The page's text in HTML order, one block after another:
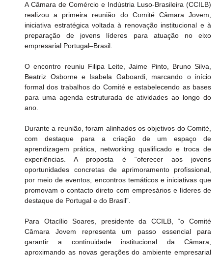
A Câmara de Comércio e Indústria Luso-Brasileira (CCILB)
realizou a primeira reunião do Comité Câmara Jovem,
iniciativa estratégica voltada à renovação institucional e à
preparação de jovens líderes para atuação no eixo
empresarial Portugal–Brasil.
O encontro reuniu Filipa Leite, Jaime Pinto, Bruno Silva,
Beatriz Osborne e Isabela Gaboardi, marcando o início
formal dos trabalhos do Comité e estabelecendo as bases
para uma agenda estruturada de atividades ao longo do
ano.
Durante a reunião, foram alinhados os objetivos do Comité,
com destaque para a criação de um espaço de
aprendizagem prática, networking qualificado e troca de
experiências. A proposta é “oferecer aos jovens
oportunidades concretas de aprimoramento profissional,
por meio de eventos, encontros temáticos e iniciativas que
promovam o contacto direto com empresários e líderes de
destaque de Portugal e do Brasil”.
Para Otacílio Soares, presidente da CCILB, “o Comité
Câmara Jovem representa um passo essencial para
garantir a continuidade institucional da Câmara,
aproximando as novas gerações do ambiente empresarial